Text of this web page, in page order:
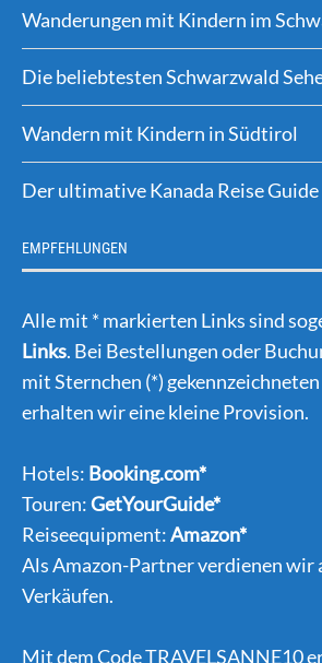
Wanderungen mit Kindern im
Die beliebtesten Schwarzwald
Wandern mit Kindern in Südtirol
Der ultimative Kanada Reise Guide
EMPFEHLUNGEN
Alle mit * markierten Links sind
Links. Bei Bestellungen oder
mit Sternchen (*)
erhalten wir eine kleine Provision.
Hotels: Booking.com*
Touren:GetYourGuide*
Reiseequipment:Amazon*
Als Amazon-Partner verdienen wir
Verkäufen.
Mit dem Code TRAVELSANNE10